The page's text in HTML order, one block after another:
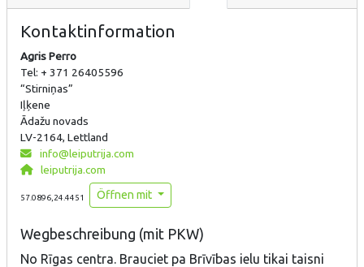
Kontaktinformation
Agris Perro
Tel: + 371 26405596
“Stirniņas”
Iļķene
Ādažu novads
LV-2164, Lettland
info@leiputrija.com
leiputrija.com
57.0896,24.4451 Öffnen mit
Wegbeschreibung (mit PKW)
No Rīgas centra. Brauciet pa Brīvības ielu tikai taisni